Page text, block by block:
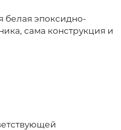
белая эпоксидно-
сама конструкция и